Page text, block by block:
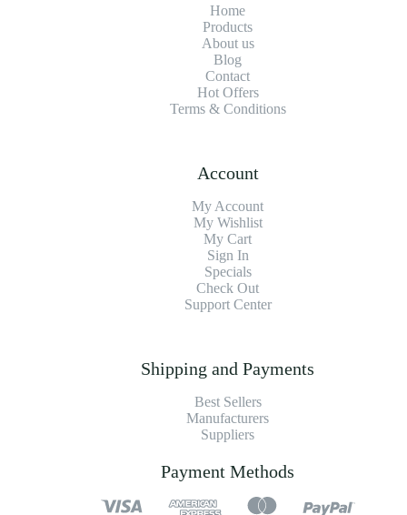
Home
Products
About us
Blog
Contact
Hot Offers
Terms & Conditions
Account
My Account
My Wishlist
My Cart
Sign In
Specials
Check Out
Support Center
Shipping and Payments
Best Sellers
Manufacturers
Suppliers
Payment Methods